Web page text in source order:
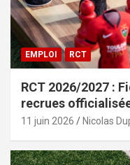
EMPLOI RCT
RCT 2026/2027 :
recrues
11 juin 2026 Nicolas